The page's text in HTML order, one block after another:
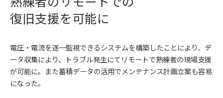
復旧支援を可能に
電圧・電流を逐一監視できるシステムを構築したことにより、デ
ータ収集により、トラブル発生にてリモートで熟練者の現場支援
が可能に。また蓄積データの活用でメンテナンス計画立案も容易
になった。